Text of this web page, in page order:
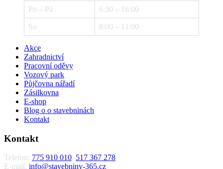
Po – Pá 6:30 – 16:00
So 8:00 – 11:00
Akce
Zahradnictví
Pracovní oděvy
Vozový park
Půjčovna nářadí
Zásilkovna
E-shop
Blog o o stavebninách
Kontakt
Kontakt
Telefon: 775 910 010, 517 367 278
E-mail: info@stavebniny-365.cz